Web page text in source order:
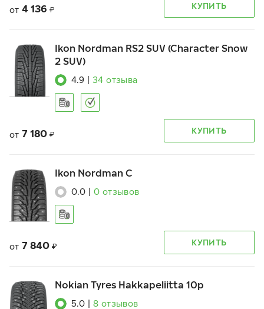
от 4 136 ₽ КУПИТЬ
Ikon Nordman RS2 SUV (Character Snow
2 SUV)
4.9 34 отзыва
от 7 180 ₽ КУПИТЬ
Ikon Nordman C
0.0 0 отзывов
от 7 840 ₽ КУПИТЬ
Nokian Tyres Hakkapeliitta 10p
5.0 8 отзывов